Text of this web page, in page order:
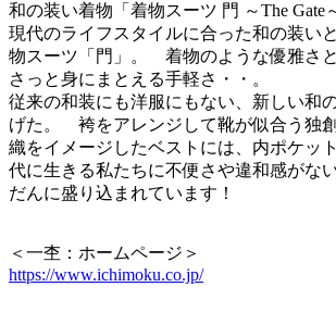
和の装い着物「着物スーツ 門 ～The Gate
現代のライフスタイルに合った和の装い
物スーツ「門」。 着物のような優雅さと
さっと身にまとえる手軽さ・・。
従来の和装にも洋服にもない、新しい和
げた。 袴をアレンジして靴が似合う独
織をイメージしたベストには、内ポケッ
代に生きる私たちに不便さや違和感がな
だんに盛り込まれています！
＜一杢：ホームページ＞
https://www.ichimoku.co.jp/